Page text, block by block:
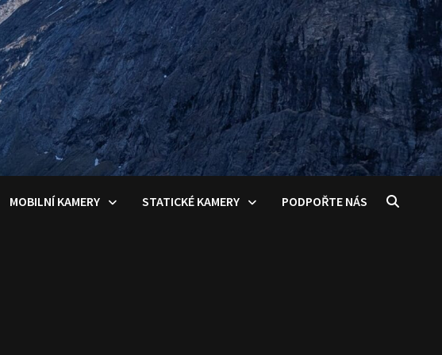
MOBILNÍ KAMERY STATICKÉ KAMERY PODPOŘTE NÁS